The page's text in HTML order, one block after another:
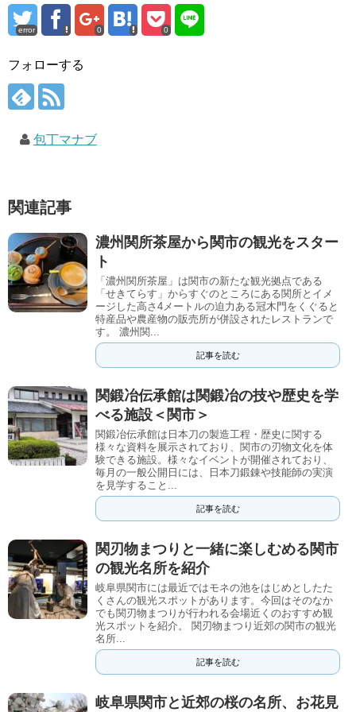
error 0 0
フォローする
包丁マナブ
関連記事
濃州関所茶屋から関市の観光をスター
ト
「濃州関所茶屋」は関市の新たな観光拠点である
「せきてらす」からすぐのところにある関所とイメ
ージした高さ4メートルの迫力ある冠木門をくぐると
特産品や農産物の販売所が併設されたレストランで
す。 濃州関...
記事を読む
関鍛冶伝承館は関鍛冶の技や歴史を学
べる施設＜関市＞
関鍛冶伝承館は日本刀の製造工程・歴史に関する
様々な資料を展示されており、関市の刃物文化を体
験できる施設。様々なイベントが開催されており、
毎月の一般公開日には、日本刀鍛錬や技能師の実演
を見学すること...
記事を読む
関刃物まつりと一緒に楽しむめる関市
の観光名所を紹介
岐阜県関市には最近ではモネの池をはじめとしたた
くさんの観光スポットがあります。今回はそのなか
でも関刃物まつりが行われる会場近くのおすすめ観
光スポットを紹介。 関刃物まつり近郊の関市の観光
名所...
記事を読む
岐阜県関市と近郊の桜の名所、お花見